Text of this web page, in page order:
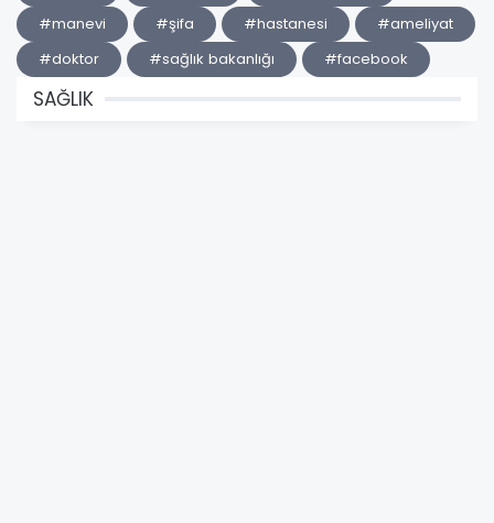
#manevi
#şifa #hastanesi
#ameliyat
#doktor
#sağlık bakanlığı #facebook
SAĞLIK